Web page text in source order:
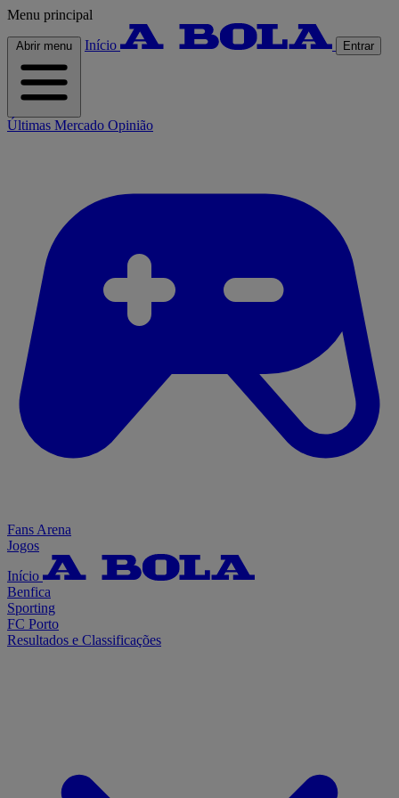
Menu principal
Abrir menu Início Entrar
Últimas Mercado Opinião
Fans Arena
Jogos
Início
Benfica
Sporting
FC Porto
Resultados e Classificações